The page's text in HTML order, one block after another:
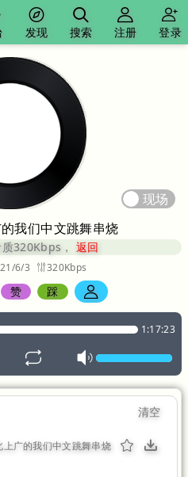
发现 搜索 注册 登录
现场
我们中文跳舞串烧
320Kbps，返回
6/3 320Kbps
赞 踩
1:17:23
清空
上广的我们中文跳舞串烧